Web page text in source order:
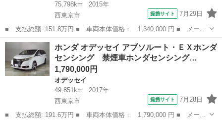
75,798km
2015年
西東京市
提携サイト 7月29日
■ 支払総額: 151.8万円 ■ 車両本体価格： 1,340,000 円 ■ メーカ
ー名： ホンダ ■ 車種名： オデッセイ ■ グレード名： Ｇ・エ
アロパッケージ 禁煙車 ホンダセンシング サイドエアバッグシス
テム サ...
東京 西東京市 オデッセイ
ホンダ オデッセイ アブソルート・ＥＸホンダ
センシング 禁煙車ホンダセンシング…
1,790,000円
オデッセイ
49,851km
2017年
西東京市
提携サイト 7月28日
■ 支払総額: 191.6万円 ■ 車両本体価格： 1,790,000 円 ■ メーカ